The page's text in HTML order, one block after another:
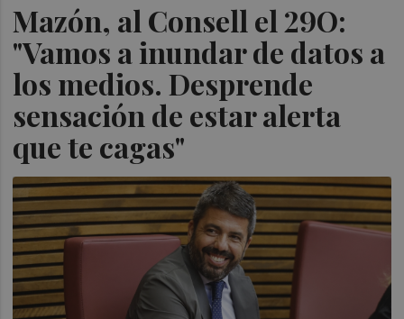
Mazón, al Consell el 29O:
"Vamos a inundar de datos a
los medios. Desprende
sensación de estar alerta
que te cagas"